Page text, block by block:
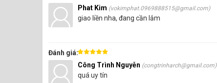
Phat Kim (vokimphat.0969888515@gmail.com)
giao liền nha, đang cần lắm
Đánh giá:
Công Trình Nguyễn (congtrinharch@gmail.com)
quá uy tín